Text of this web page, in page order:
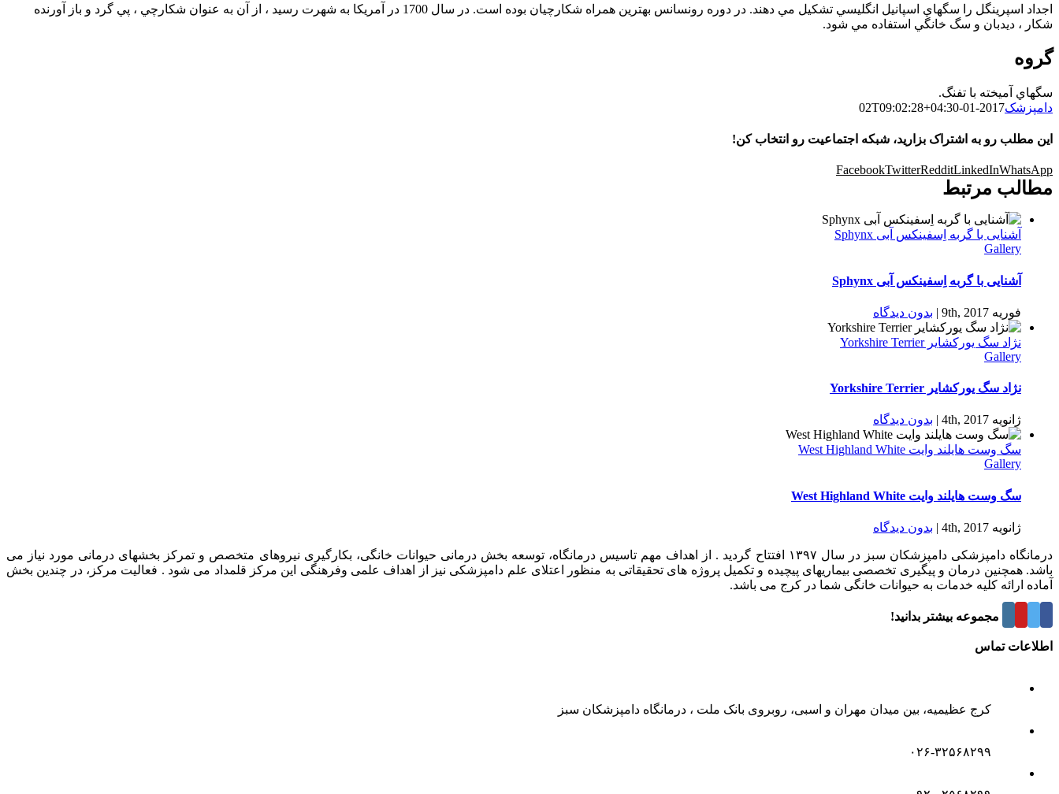
اجداد اسپرينگل را سگهاي اسپانيل انگليسي تشكيل مي دهند. در دوره رونسانس بهترين همراه شكارچيان بوده است. در سال 1700 در آمريكا به شهرت رسيد ، از آن به عنوان شكارچي ، پي گرد و باز آورنده
شكار ، ديدبان و سگ خانگي استفاده مي شود.
گروه
سگهاي آميخته با تفنگ.
دامپزشک2017-01-02T09:02:28+04:30
این مطلب رو به اشتراک بزارید، شبکه اجتماعیت رو انتخاب کن!
FacebookTwitterRedditLinkedInWhatsApp
مطالب مرتبط
آشنایی با گربه اِسفینکس آبی Sphynx
Gallery
آشنایی با گربه اِسفینکس آبی Sphynx
فوریه 9th, 2017 | بدون ديدگاه
نژاد سگ یورکشایر Yorkshire Terrier
Gallery
نژاد سگ یورکشایر Yorkshire Terrier
ژانویه 4th, 2017 | بدون ديدگاه
سگ وست هایلند وایت West Highland White
Gallery
سگ وست هایلند وایت West Highland White
ژانویه 4th, 2017 | بدون ديدگاه
درمانگاه دامپزشکی دامپزشکان سبز در سال ۱۳۹۷ افتتاح گردید . از اهداف مهم تاسیس درمانگاه، توسعه بخش درمانی حیوانات خانگی، بکارگیری نیروهای متخصص و تمرکز بخشهای درمانی مورد نیاز می
باشد. همچنین درمان و پیگیری تخصصی بیماریهای پیچیده و تکمیل پروژه های تحقیقاتی به منظور اعتلای علم دامپزشکی نیز از اهداف علمی وفرهنگی این مرکز قلمداد می شود . فعالیت مرکز، در چندین بخش
آماده ارائه کلیه خدمات به حیوانات خانگی شما در کرج می باشد.
درباره این مجموعه بیشتر بدانید!
اطلاعات تماس
کرج عظیمیه، بین میدان مهران و اسبی، روبروی بانک ملت ، درمانگاه دامپزشکان سبز
۰۲۶-۳۲۵۶۸۲۹۹